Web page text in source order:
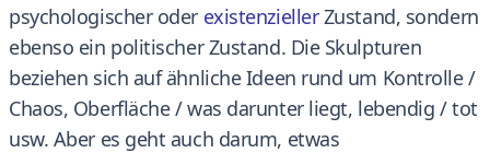
psychologischer oder existenziellerZustand, sondern
ebenso ein politischer Zustand. Die Skulpturen
beziehen sich auf ähnliche Ideen rund um Kontrolle /
Chaos, Oberfläche / was darunter liegt, lebendig / tot
usw. Aber es geht auch darum, etwas